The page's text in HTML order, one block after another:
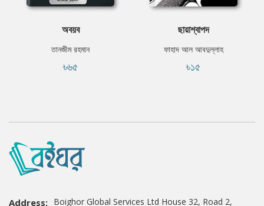
অবয়ব
তানজীম রহমান
৳৬৫
ছায়াশ্বাপদ
ফাহাদ আল আবদুল্লাহ
৳১৫
Address: Boighor Global Services Ltd House 32, Road 2,